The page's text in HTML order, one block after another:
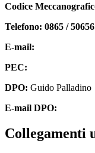
Codice
Telefono: 0865 / 50656
E-mail:
PEC:
DPO: Guido Palladino
E-mail DPO:
collegamenti